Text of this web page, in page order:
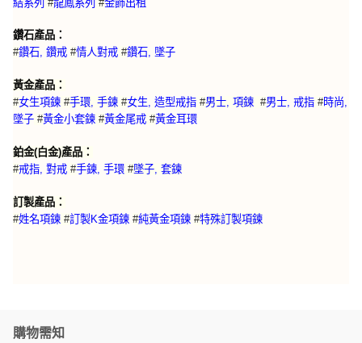
結系列 #龍鳳系列 #金飾出租
鑽石產品：
#鑽石, 鑽戒 #情人對戒 #鑽石, 墜子
黃金產品：
#女生項鍊 #手環, 手鍊 #女生, 造型戒指 #男士, 項鍊 #男士, 戒指 #時尚,
墜子 #黃金小套鍊 #黃金尾戒 #黃金耳環
鉑金(白金)產品：
#戒指, 對戒 #手鍊, 手環 #墜子, 套鍊
訂製產品：
#姓名項鍊 #訂製K金項鍊 #純黃金項鍊 #特殊訂製項鍊
購物需知